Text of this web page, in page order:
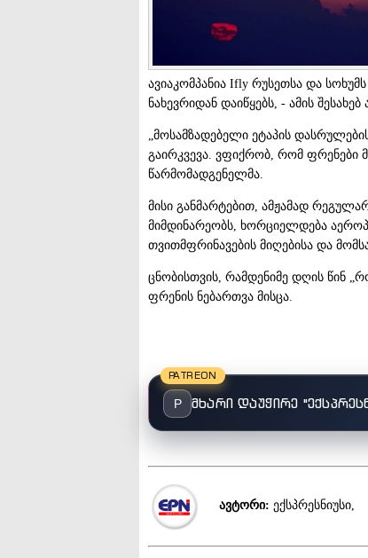
ავიაკომპანია Ifly რუსეთსა და
ნახევრიდან დაიწყებს, - ამის
„მოსამზადებელი ეტაპის
გაირკვევა. ვფიქრობ, რომ ფრენები
წარმომადგენელმა.
მისი განმარტებით, ამჟამად
მიმდინარეობს, ხორციელდება
თვითმფრინავების მიღებისა და
ცნობისთვის, რამდენიმე დღის წინ
ფრენის ნებართვა მისცა.
PATREON
P მხარი დაუჭირე
ავტორი: ექსპრესნიუსი,